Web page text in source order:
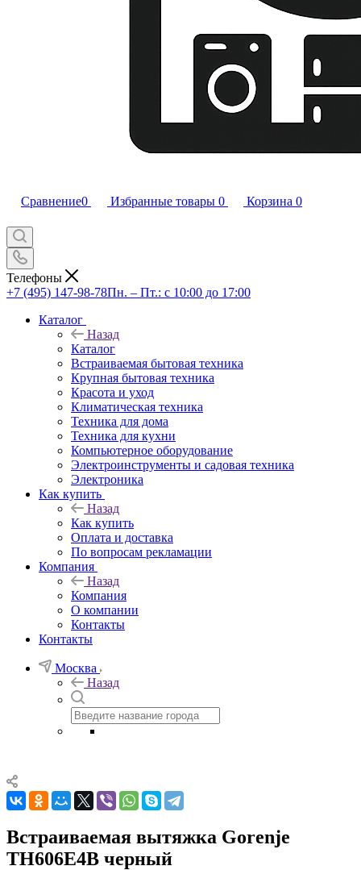
Сравнение0 Избранные товары 0 Корзина 0
Телефоны
+7 (495) 147-98-78Пн. – Пт.: с 10:00 до 17:00
Каталог
Назад
Каталог
Встраиваемая бытовая техника
Крупная бытовая техника
Красота и уход
Климатическая техника
Техника для дома
Техника для кухни
Компьютерное оборудование
Электроинструменты и садовая техника
Электроника
Как купить
Назад
Как купить
Оплата и доставка
По вопросам рекламации
Компания
Назад
Компания
О компании
Контакты
Контакты
Москва
Назад
Встраиваемая вытяжка Gorenje
TH606E4B черный